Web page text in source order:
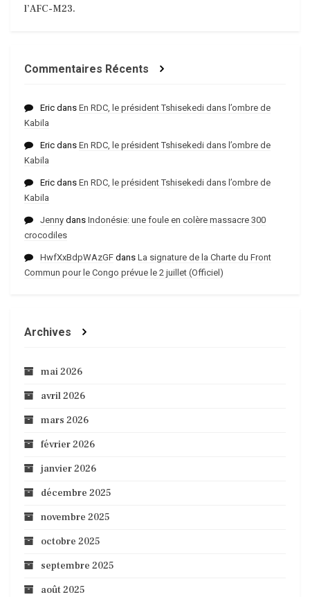
l’AFC-M23.
Commentaires Récents
Eric dans En RDC, le président Tshisekedi dans l’ombre de
Kabila
Eric dans En RDC, le président Tshisekedi dans l’ombre de
Kabila
Eric dans En RDC, le président Tshisekedi dans l’ombre de
Kabila
Jenny dans Indonésie: une foule en colère massacre 300
crocodiles
HwfXxBdpWAzGF dans La signature de la Charte du Front
Commun pour le Congo prévue le 2 juillet (Officiel)
Archives
mai 2026
avril 2026
mars 2026
février 2026
janvier 2026
décembre 2025
novembre 2025
octobre 2025
septembre 2025
août 2025